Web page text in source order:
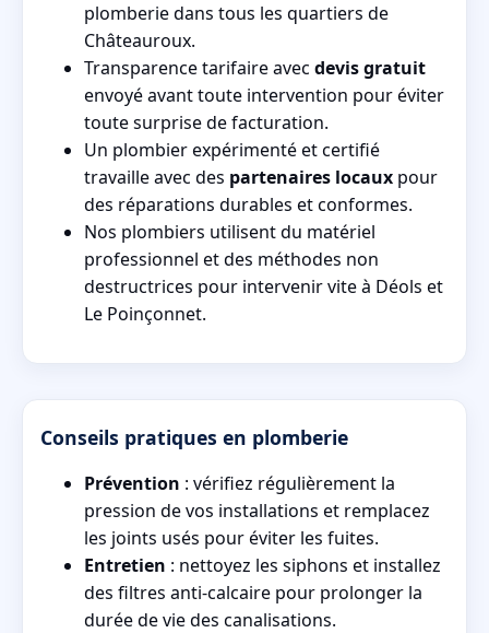
plomberie dans tous les quartiers de
Châteauroux.
Transparence tarifaire avec devis gratuit
envoyé avant toute intervention pour éviter
toute surprise de facturation.
Un plombier expérimenté et certifié
travaille avec des partenaires locaux pour
des réparations durables et conformes.
Nos plombiers utilisent du matériel
professionnel et des méthodes non
destructrices pour intervenir vite à Déols et
Le Poinçonnet.
Conseils pratiques en plomberie
Prévention : vérifiez régulièrement la
pression de vos installations et remplacez
les joints usés pour éviter les fuites.
Entretien : nettoyez les siphons et installez
des filtres anti-calcaire pour prolonger la
durée de vie des canalisations.